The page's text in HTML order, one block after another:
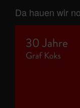
Da hauen wir